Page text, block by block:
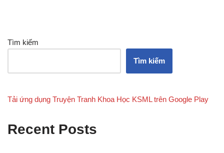
Tìm kiếm
Tìm kiếm
Tải ứng dụng Truyện Tranh Khoa Học KSML trên Google Play
Recent Posts